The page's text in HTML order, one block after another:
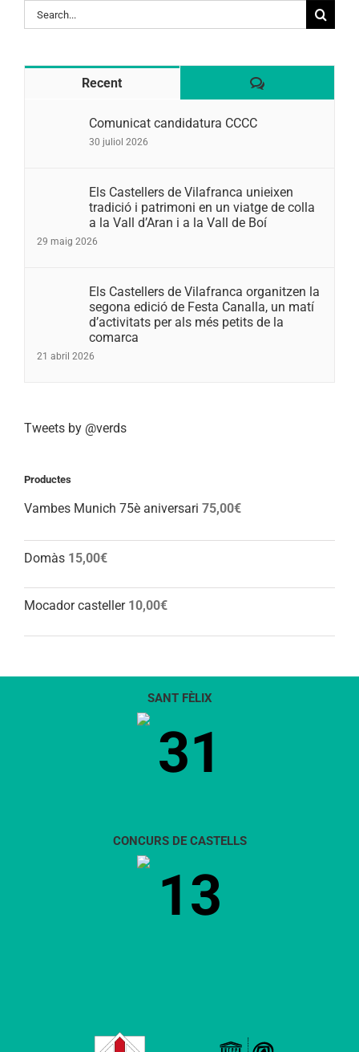
Search
for:
Recent Comentaris
Comunicat candidatura CCCC
30 juliol 2026
Els Castellers de Vilafranca unieixen
tradició i patrimoni en un viatge de colla
a la Vall d’Aran i a la Vall de Boí
29 maig 2026
Els Castellers de Vilafranca organitzen la
segona edició de Festa Canalla, un matí
d’activitats per als més petits de la
comarca
21 abril 2026
Tweets by @verds
Productes
Vambes Munich 75è aniversari 75,00€
Domàs 15,00€
Mocador casteller 10,00€
SANT FÈLIX
31
CONCURS DE CASTELLS
13